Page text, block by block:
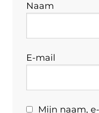
Naam
E-mail
Mijn naam,